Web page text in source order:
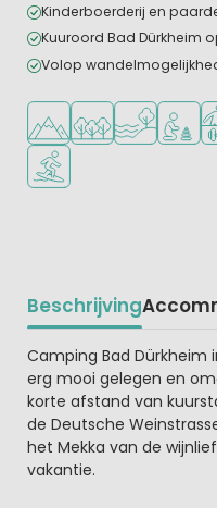
Kinderboerderij en
Kuuroord Bad Dürkheim
Volop
Ligt in de heuvels/bergen
Ligt in een bosrijke
Ligt bij het
Watersportfaciliteiten
Beschrijving
Beschrijving
Camping Bad Dürkheim
erg mooi gelegen en
korte afstand van
de Deutsche
het Mekka van de
vakantie.